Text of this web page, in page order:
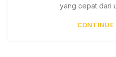
yang cepat dari
CONTINUE